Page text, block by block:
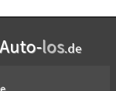
Auto-los.de